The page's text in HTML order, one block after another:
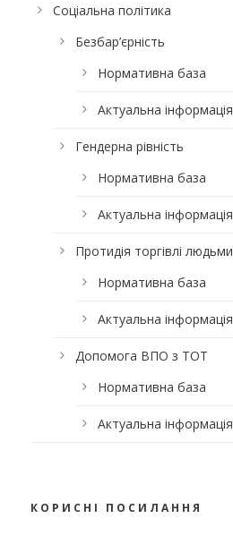
Соціальна політика
Безбар’єрність
Нормативна база
Актуальна інформація
Гендерна рівність
Нормативна база
Актуальна інформація
Протидія торгівлі людьми
Нормативна база
Актуальна інформація
Допомога ВПО з ТОТ
Нормативна база
Актуальна інформація
КОРИСНІ ПОСИЛАННЯ